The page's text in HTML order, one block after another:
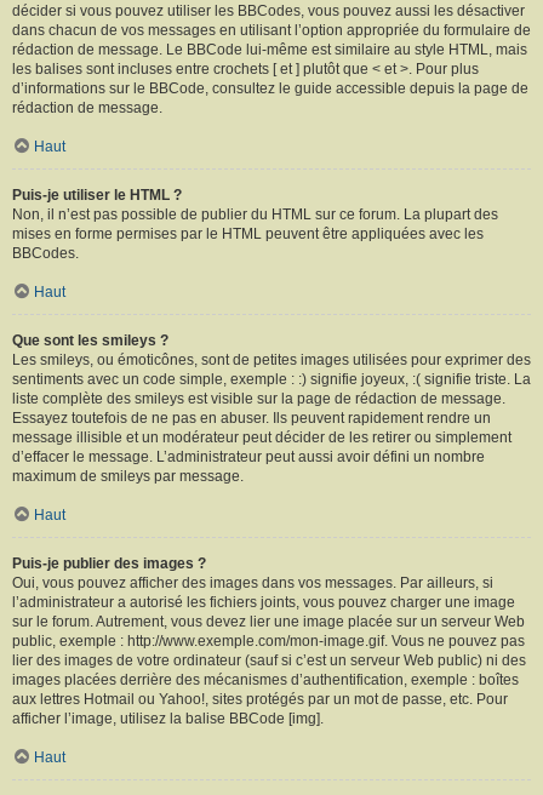
décider si vous pouvez utiliser les BBCodes, vous pouvez aussi les désactiver
dans chacun de vos messages en utilisant l’option appropriée du formulaire de
rédaction de message. Le BBCode lui-même est similaire au style HTML, mais
les balises sont incluses entre crochets [ et ] plutôt que < et >. Pour plus
d’informations sur le BBCode, consultez le guide accessible depuis la page de
rédaction de message.
Haut
Puis-je utiliser le HTML ?
Non, il n’est pas possible de publier du HTML sur ce forum. La plupart des
mises en forme permises par le HTML peuvent être appliquées avec les
BBCodes.
Haut
Que sont les smileys ?
Les smileys, ou émoticônes, sont de petites images utilisées pour exprimer des
sentiments avec un code simple, exemple : :) signifie joyeux, :( signifie triste. La
liste complète des smileys est visible sur la page de rédaction de message.
Essayez toutefois de ne pas en abuser. Ils peuvent rapidement rendre un
message illisible et un modérateur peut décider de les retirer ou simplement
d’effacer le message. L’administrateur peut aussi avoir défini un nombre
maximum de smileys par message.
Haut
Puis-je publier des images ?
Oui, vous pouvez afficher des images dans vos messages. Par ailleurs, si
l’administrateur a autorisé les fichiers joints, vous pouvez charger une image
sur le forum. Autrement, vous devez lier une image placée sur un serveur Web
public, exemple : http://www.exemple.com/mon-image.gif. Vous ne pouvez pas
lier des images de votre ordinateur (sauf si c’est un serveur Web public) ni des
images placées derrière des mécanismes d’authentification, exemple : boîtes
aux lettres Hotmail ou Yahoo!, sites protégés par un mot de passe, etc. Pour
afficher l’image, utilisez la balise BBCode [img].
Haut